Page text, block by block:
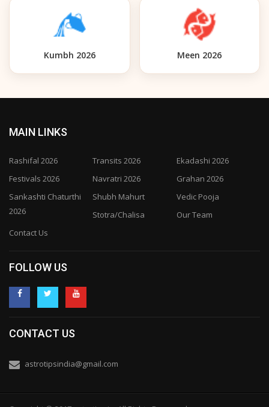
Kumbh 2026 Meen 2026
MAIN LINKS
Rashifal 2026 Transits 2026
Ekadashi 2026
Festivals 2026
Navratri 2026
Grahan 2026
Sankashti Chaturthi
2026
Shubh Mahurt
Vedic Pooja
Stotra/Chalisa
Our Team
Contact Us
FOLLOW US
CONTACT US
astrotipsindia@gmail.com